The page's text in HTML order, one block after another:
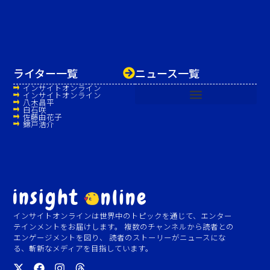
インサイトオンラインは世界中のトピックを通じて、エンター
テインメントをお届けします。 複数のチャンネルから読者との
エンゲージメントを図り、 読者のストーリーがニュースにな
る、斬新なメディアを目指しています。
ニュース一覧
ライター一覧
インサイトオンライン
インサイトオンライン
八木昌平
白石咲
佐藤由花子
錦戸浩介